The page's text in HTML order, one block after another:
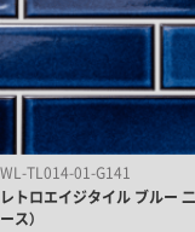
WL-TL014-01-G141
レトロエイジタイル ブルー 二
ース）